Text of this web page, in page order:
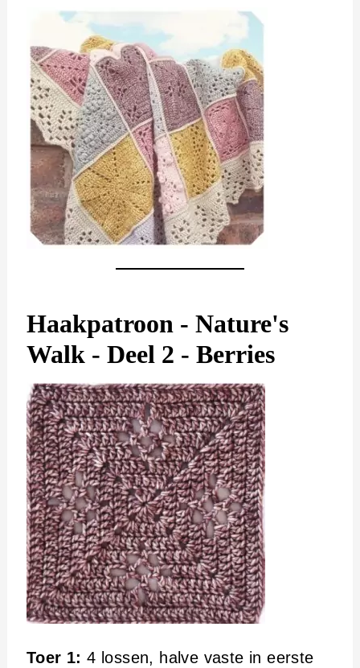
Haakpatroon - Nature's
Walk - Deel 2 - Berries
Toer 1:4 lossen, halve vaste in eerste